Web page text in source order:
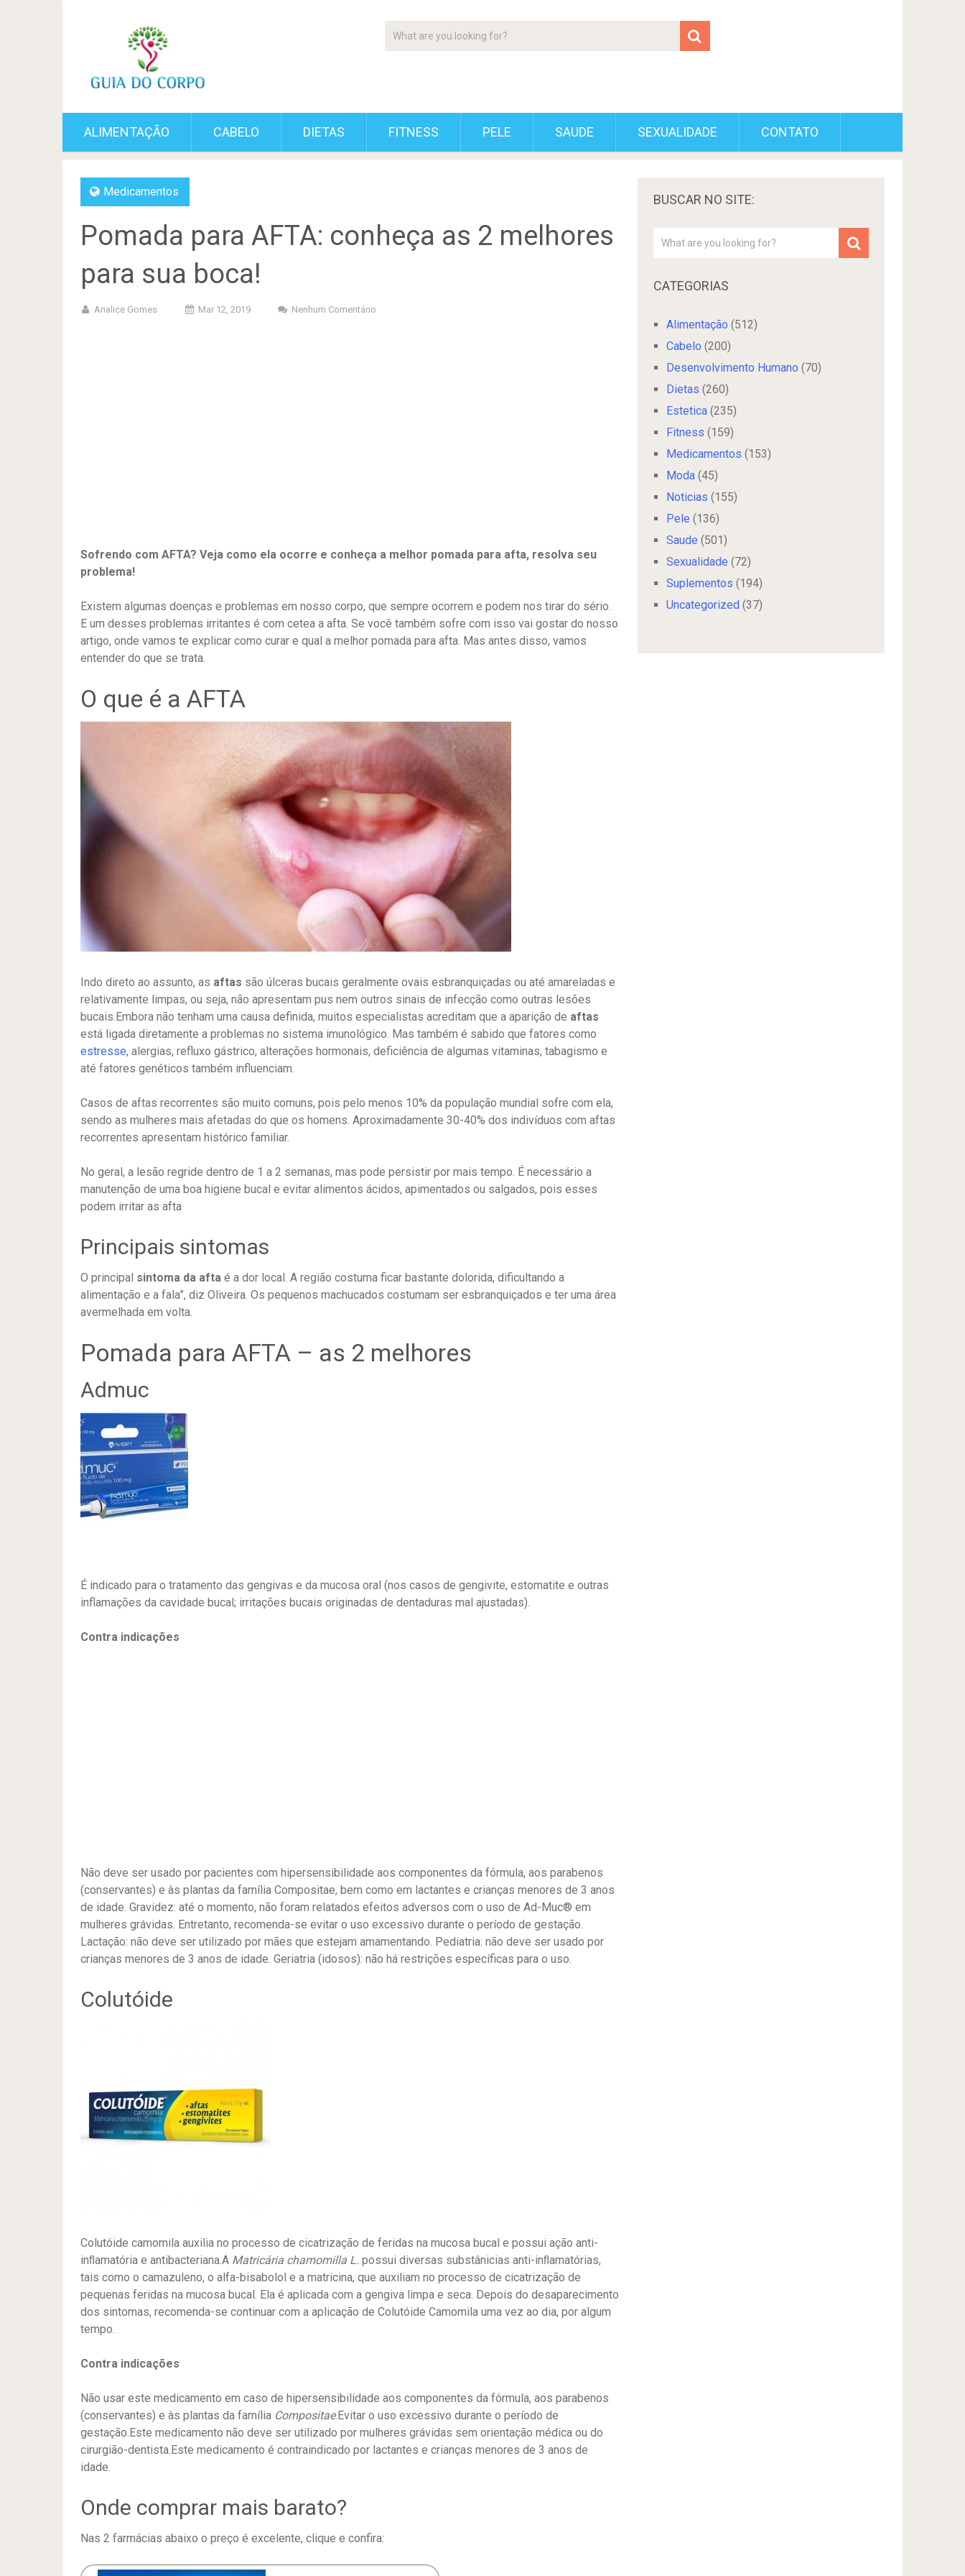
ALIMENTAÇÃO CABELO DIETAS FITNESS PELE SAUDE SEXUALIDADE CONTATO
Medicamentos
Pomada para AFTA: conheça as 2 melhores
para sua boca!
Analice Gomes Mar 12, 2019 Nenhum Comentário
Sofrendo com AFTA? Veja como ela ocorre e conheça a melhor pomada para afta, resolva seu
problema!
Existem algumas doenças e problemas em nosso corpo, que sempre ocorrem e podem nos tirar do sério.
E um desses problemas irritantes é com cetea a afta. Se você também sofre com isso vai gostar do nosso
artigo, onde vamos te explicar como curar e qual a melhor pomada para afta. Mas antes disso, vamos
entender do que se trata.
O que é a AFTA
Indo direto ao assunto, as aftas são úlceras bucais geralmente ovais esbranquiçadas ou até amareladas e
relativamente limpas, ou seja, não apresentam pus nem outros sinais de infecção como outras lesões
bucais.Embora não tenham uma causa definida, muitos especialistas acreditam que a aparição de aftas
está ligada diretamente a problemas no sistema imunológico. Mas também é sabido que fatores como
estresse, alergias, refluxo gástrico, alterações hormonais, deficiência de algumas vitaminas, tabagismo e
até fatores genéticos também influenciam.
Casos de aftas recorrentes são muito comuns, pois pelo menos 10% da população mundial sofre com ela,
sendo as mulheres mais afetadas do que os homens. Aproximadamente 30-40% dos indivíduos com aftas
recorrentes apresentam histórico familiar.
No geral, a lesão regride dentro de 1 a 2 semanas, mas pode persistir por mais tempo. É necessário a
manutenção de uma boa higiene bucal e evitar alimentos ácidos, apimentados ou salgados, pois esses
podem irritar as afta
Principais sintomas
O principal sintoma da afta é a dor local. A região costuma ficar bastante dolorida, dificultando a
alimentação e a fala”, diz Oliveira. Os pequenos machucados costumam ser esbranquiçados e ter uma área
avermelhada em volta.
Pomada para AFTA – as 2 melhores
Admuc
É indicado para o tratamento das gengivas e da mucosa oral (nos casos de gengivite, estomatite e outras
inflamações da cavidade bucal; irritações bucais originadas de dentaduras mal ajustadas).
Contra indicações
Não deve ser usado por pacientes com hipersensibilidade aos componentes da fórmula, aos parabenos
(conservantes) e às plantas da família Compositae, bem como em lactantes e crianças menores de 3 anos
de idade. Gravidez: até o momento, não foram relatados efeitos adversos com o uso de Ad-Muc® em
mulheres grávidas. Entretanto, recomenda-se evitar o uso excessivo durante o período de gestação.
Lactação: não deve ser utilizado por mães que estejam amamentando. Pediatria: não deve ser usado por
crianças menores de 3 anos de idade. Geriatria (idosos): não há restrições específicas para o uso.
Colutóide
Colutóide camomila auxilia no processo de cicatrização de feridas na mucosa bucal e possui ação anti-
inﬂamatória e antibacteriana.A Matricária chamomilla L. possui diversas substânicias anti-inﬂamatórias,
tais como o camazuleno, o alfa-bisabolol e a matricina, que auxiliam no processo de cicatrização de
pequenas feridas na mucosa bucal. Ela é aplicada com a gengiva limpa e seca. Depois do desaparecimento
dos sintomas, recomenda-se continuar com a aplicação de Colutóide Camomila uma vez ao dia, por algum
tempo.
Contra indicações
Não usar este medicamento em caso de hipersensibilidade aos componentes da fórmula, aos parabenos
(conservantes) e às plantas da família Compositae.Evitar o uso excessivo durante o período de
gestação.Este medicamento não deve ser utilizado por mulheres grávidas sem orientação médica ou do
cirurgião-dentista.Este medicamento é contraindicado por lactantes e crianças menores de 3 anos de
idade.
Onde comprar mais barato?
Nas 2 farmácias abaixo o preço é excelente, clique e confira:
BUSCAR NO SITE:
CATEGORIAS
Alimentação (512)
Cabelo (200)
Desenvolvimento Humano (70)
Dietas (260)
Estetica (235)
Fitness (159)
Medicamentos (153)
Moda (45)
Noticias (155)
Pele (136)
Saude (501)
Sexualidade (72)
Suplementos (194)
Uncategorized (37)